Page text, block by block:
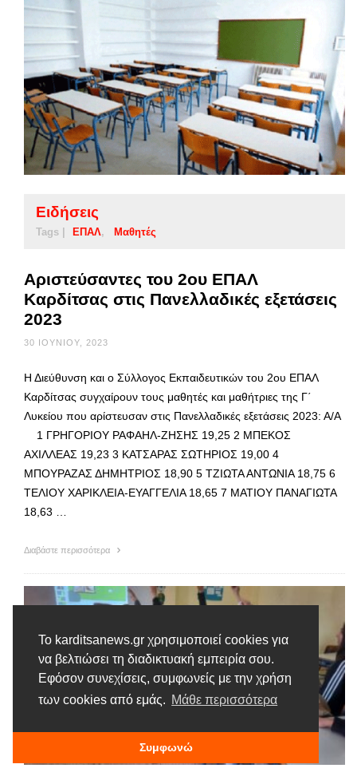
Το karditsanews.gr χρησιμοποιεί cookies για
να βελτιώσει τη διαδικτυακή εμπειρία σου.
Εφόσον συνεχίσεις, συμφωνείς με την χρήση
των cookies από εμάς. Μάθε περισσότερα
Συμφωνώ
Ειδήσεις
Tags | ΕΠΑΛ Μαθητές
Αριστεύσαντες του 2ου ΕΠΑΛ
Καρδίτσας στις Πανελλαδικές εξετάσεις
2023
30 ΙΟΥΝΊΟΥ, 2023
Η Διεύθυνση και ο Σύλλογος Εκπαιδευτικών του 2ου ΕΠΑΛ
Καρδίτσας συγχαίρουν τους μαθητές και μαθήτριες της Γ΄
Λυκείου που αρίστευσαν στις Πανελλαδικές εξετάσεις 2023: Α/Α
1 ΓΡΗΓΟΡΙΟΥ ΡΑΦΑΗΛ-ΖΗΣΗΣ 19,25 2 ΜΠΕΚΟΣ
ΑΧΙΛΛΕΑΣ 19,23 3 ΚΑΤΣΑΡΑΣ ΣΩΤΗΡΙΟΣ 19,00 4
ΜΠΟΥΡΑΖΑΣ ΔΗΜΗΤΡΙΟΣ 18,90 5 ΤΖΙΩΤΑ ΑΝΤΩΝΙΑ 18,75 6
ΤΕΛΙΟΥ ΧΑΡΙΚΛΕΙΑ-ΕΥΑΓΓΕΛΙΑ 18,65 7 ΜΑΤΙΟΥ ΠΑΝΑΓΙΩΤΑ
18,63 …
Διαβάστε περισσότερα